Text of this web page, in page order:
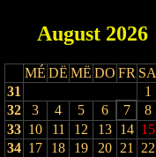
August 2026
MÉ DË MË DO FR SA
31
1
32
3 4 5 6 7 8
33 10 11 12 13 14 15
34 17 18 19 20 21 22